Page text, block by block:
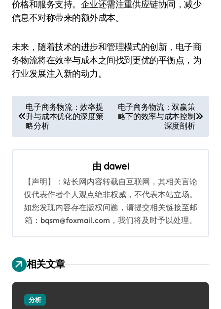
价格和服务支持。企业还需注重供应链协同，减少
信息不对称带来的额外成本。
未来，随着技术的进步和管理模式的创新，电子商
务物流将在效率与成本之间找到更优的平衡点，为
行业发展注入新的动力。
章
导
航
电子商务物流：效率提
升与成本优化的深度策
略分析
电子商务物流：双赢策
略下的效率与成本控制
深度剖析
由 dawei
【声明】：站长网内容转载自互联网，其相关言论
仅代表作者个人观点绝非权威，不代表本站立场。
如您发现内容存在版权问题，请提交相关链接至邮
箱：bqsm@foxmail.com，我们将及时予以处理。
相关文章
分析